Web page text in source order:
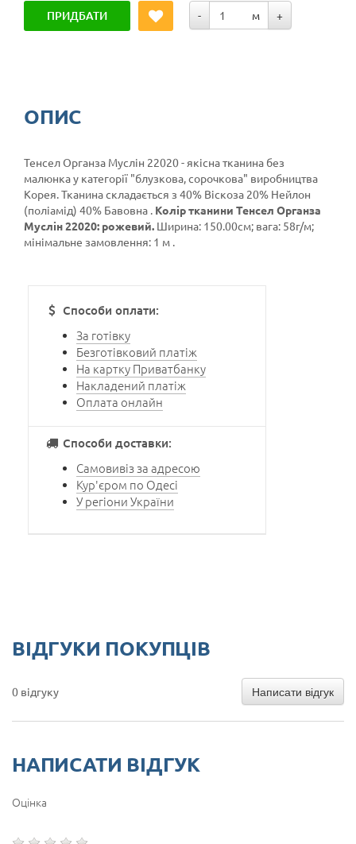
ПРИДБАТИ - м +
ОПИС
Тенсел Органза Муслін 22020 - якісна тканина без
малюнка у категорії "блузкова, сорочкова" виробництва
Корея. Тканина складається з 40% Віскоза 20% Нейлон
(поліамід) 40% Бавовна . Колір тканини Тенсел Органза
Муслін 22020: рожевий. Ширина: 150.00см; вага: 58г/м;
мінімальне замовлення: 1 м .
Способи оплати:
За готівку
Безготівковий платіж
На картку Приватбанку
Накладений платіж
Оплата онлайн
Способи доставки:
Самовивіз за адресою
Кур'єром по Одесі
У регіони України
ВІДГУКИ ПОКУПЦІВ
0 відгуку Написати відгук
НАПИСАТИ ВІДГУК
Оцінка